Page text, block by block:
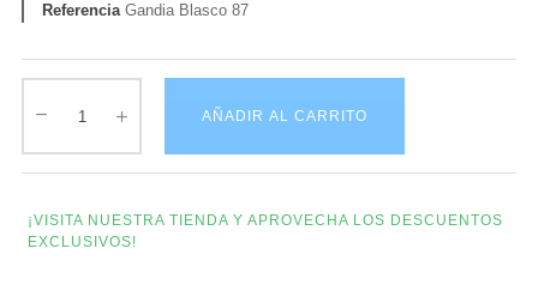
Referencia Gandia Blasco 87
AÑADIR AL CARRITO
¡VISITA NUESTRA TIENDA Y APROVECHA LOS DESCUENTOS
EXCLUSIVOS!